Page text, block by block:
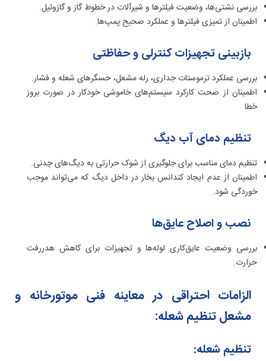
بررسی نشتی‌ها، وضعیت فیلترها و شیرآلات در خطوط گاز و گازوئیل.
اطمینان از تمیزی فیلترها و عملکرد صحیح پمپ‌ها.
بازبینی تجهیزات کنترلی و حفاظتی
بررسی عملکرد ترموستات‌ جداری، رله‌ مشعل، حسگرهای شعله و فشار.
اطمینان از صحت کارکرد سیستم‌های خاموشی خودکار در صورت بروز
خطا
تنظیم دمای آب دیگ
تنظیم دمای مناسب برای جلوگیری از شوک حرارتی به دیگ‌های چدنی.
اطمینان از عدم ایجاد کندانس بخار در داخل دیگ که می‌تواند موجب
خوردگی شود.
نصب و اصلاح عایق‌ها
بررسی وضعیت عایق‌کاری لوله‌ها و تجهیزات برای کاهش هدررفت
حرارت.
الزامات احتراقی در معاینه فنی موتورخانه و
مشعل تنظیم شعله:
تنظیم شعله: